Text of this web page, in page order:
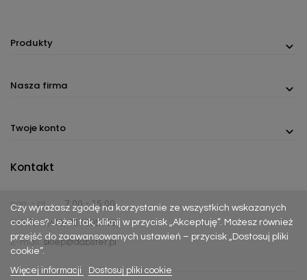
Produkty
Nasza firma
Twoje konto
Czy wyrażasz zgodę na korzystanie ze wszystkich wskazanych
cookies? Jeżeli tak, kliknij w przycisk „Akceptuję”. Możesz również
przejść do zaawansowanych ustawień – przycisk „Dostosuj pliki
cookie”.
Więcej informacji
Dostosuj pliki cookie
Kontakt
pon. - pt.
7:00 - 15:00
Telefon:(+48) 737 305 306
E-mail: sklep@dabster.pl